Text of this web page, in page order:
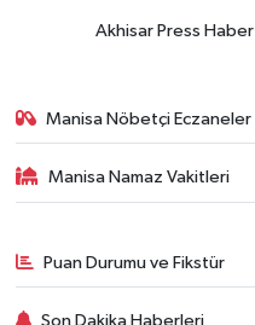
yaşadı
Yerel
Akhisar Press
Manisa Nöbetçi Eczaneler
Manisa Namaz Vakitleri
Puan Durumu ve Fikstür
Son Dakika Haberleri